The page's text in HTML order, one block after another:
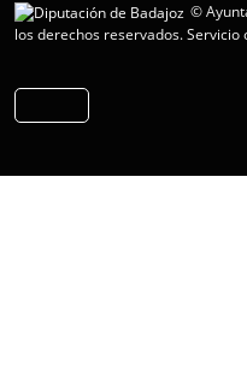
©
los derechos reservados.Servicio